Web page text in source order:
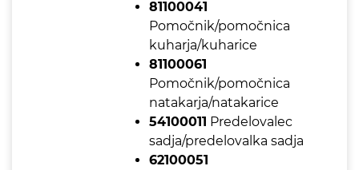
81100041
Pomočnik/pomočnica
kuharja/kuharice
81100061
Pomočnik/pomočnica
natakarja/natakarice
54100011 Predelovalec
sadja/predelovalka sadja
62100051